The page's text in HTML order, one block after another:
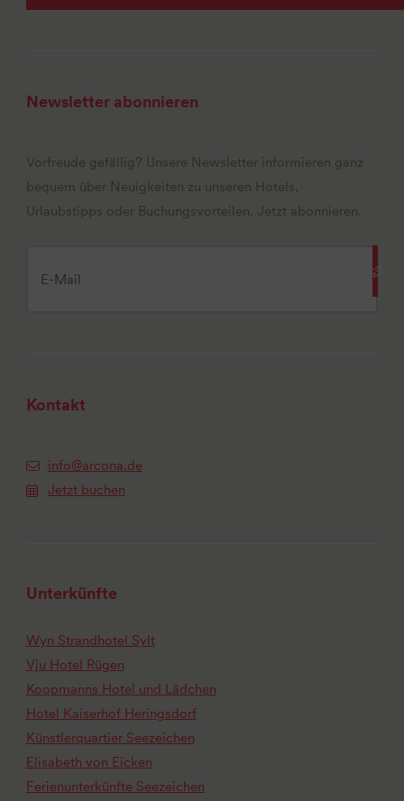
Newsletter abonnieren
Vorfreude gefällig? Unsere Newsletter informieren ganz
bequem über Neuigkeiten zu unseren Hotels,
Urlaubstipps oder Buchungsvorteilen. Jetzt abonnieren.
Kontakt
info@arcona.de
Jetzt buchen
Unterkünfte
Wyn Strandhotel Sylt
Vju Hotel Rügen
Koopmanns Hotel und Lädchen
Hotel Kaiserhof Heringsdorf
Künstlerquartier Seezeichen
Elisabeth von Eicken
Ferienunterkünfte Seezeichen